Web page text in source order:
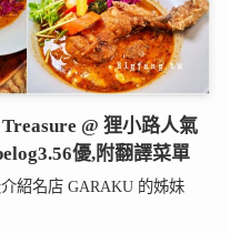
@ 狸小路人氣
優,附翻譯菜單
紹名店 GARAKU 的姊妹